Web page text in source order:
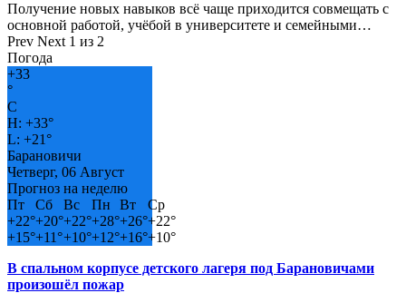
Получение новых навыков всё чаще приходится совмещать с
основной работой, учёбой в университете и семейными…
Prev Next 1 из 2
Погода
+33
°
C
H: +33°
L: +21°
Барановичи
Четверг, 06 Август
Прогноз на неделю
Пт
Сб Вс Пн Вт
Ср
+22°+20°+22°+28°+26°+22°
+15°+11°+10°+12°+16°+10°
В спальном корпусе детского лагеря под Барановичами
произошёл пожар